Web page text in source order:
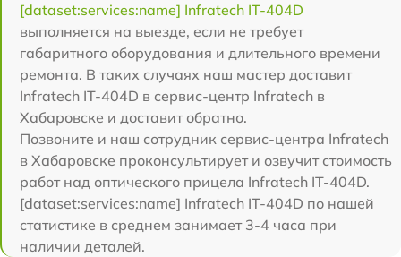
[dataset:services:name] Infratech IT-404D
выполняется на выезде, если не требует
габаритного оборудования и длительного времени
ремонта. В таких случаях наш мастер доставит
Infratech IT-404D в сервис-центр Infratech в
Хабаровске и доставит обратно.
Позвоните и наш сотрудник сервис-центра Infratech
в Хабаровске проконсультирует и озвучит стоимость
работ над оптического прицела Infratech IT-404D.
[dataset:services:name] Infratech IT-404D по нашей
статистике в среднем занимает 3-4 часа при
наличии деталей.